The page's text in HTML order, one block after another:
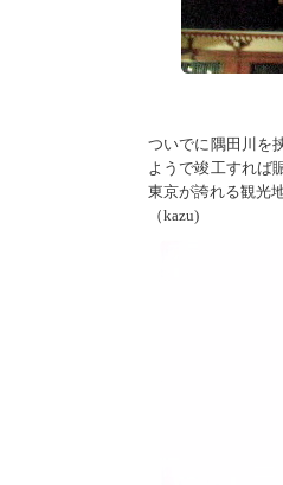
ついでに隅田川を
ようで竣工すれば
東京が誇れる観光
（kazu)